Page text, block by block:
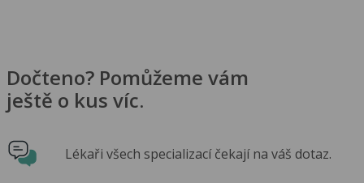
Dočteno? Pomůžeme vám
ještě o kus víc.
Lékaři všech specializací čekají na váš dotaz.